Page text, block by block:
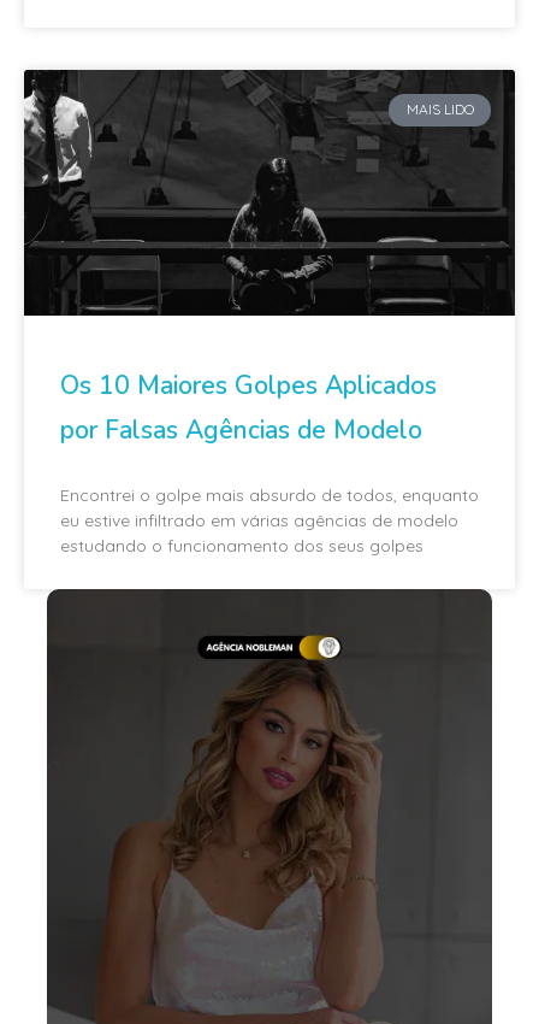
MAIS LIDO
Os 10 Maiores Golpes Aplicados
por Falsas Agências de Modelo
Encontrei o golpe mais absurdo de todos, enquanto
eu estive infiltrado em várias agências de modelo
estudando o funcionamento dos seus golpes